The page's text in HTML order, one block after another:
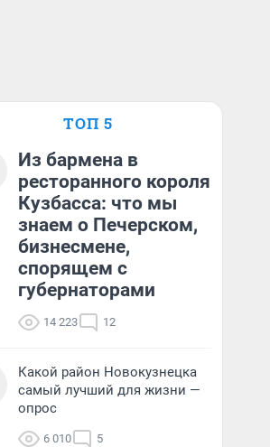
ТОП 5
Из бармена в
ресторанного короля
Кузбасса: что мы
знаем о Печерском,
бизнесмене,
спорящем с
губернаторами
14 223 12
Какой район Новокузнецка
самый лучший для жизни —
опрос
6 010 5